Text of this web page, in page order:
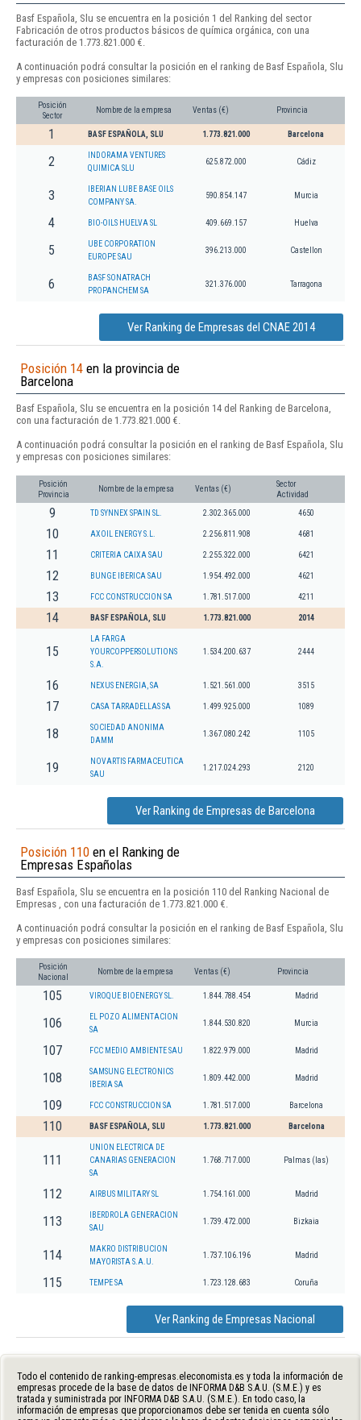
Basf Española, Slu se encuentra en la posición 1 del Ranking del sector
Fabricación de otros productos básicos de química orgánica, con una
facturación de 1.773.821.000 €.
A continuación podrá consultar la posición en el ranking de Basf Española, Slu
y empresas con posiciones similares:
Posición
Sector
Nombre de la empresa Ventas (€) Provincia
1 BASF ESPAÑOLA, SLU 1.773.821.000 Barcelona
2
INDORAMA VENTURES
QUIMICA SLU
625.872.000 Cádiz
3
IBERIAN LUBE BASE OILS
COMPANY SA.
590.854.147 Murcia
4 BIO-OILS HUELVA SL 409.669.157 Huelva
5
UBE CORPORATION
EUROPE SAU
396.213.000 Castellon
6
BASF SONATRACH
PROPANCHEM SA
321.376.000 Tarragona
Ver Ranking de Empresas del CNAE 2014
Posición 14 en la provincia de
Barcelona
Basf Española, Slu se encuentra en la posición 14 del Ranking de Barcelona,
con una facturación de 1.773.821.000 €.
A continuación podrá consultar la posición en el ranking de Basf Española, Slu
y empresas con posiciones similares:
Posición
Provincia
Nombre de la empresa Ventas (€)
Sector
Actividad
9 TD SYNNEX SPAIN SL. 2.302.365.000 4650
10 AXOIL ENERGY S.L. 2.256.811.908 4681
11 CRITERIA CAIXA SAU 2.255.322.000 6421
12 BUNGE IBERICA SAU 1.954.492.000 4621
13 FCC CONSTRUCCION SA 1.781.517.000 4211
14 BASF ESPAÑOLA, SLU 1.773.821.000 2014
15
LA FARGA
YOURCOPPERSOLUTIONS
S.A.
1.534.200.637 2444
16 NEXUS ENERGIA, SA 1.521.561.000 3515
17 CASA TARRADELLAS SA 1.499.925.000 1089
18
SOCIEDAD ANONIMA
DAMM
1.367.080.242 1105
19
NOVARTIS FARMACEUTICA
SAU
1.217.024.293 2120
Ver Ranking de Empresas de Barcelona
Posición 110 en el Ranking de
Empresas Españolas
Basf Española, Slu se encuentra en la posición 110 del Ranking Nacional de
Empresas , con una facturación de 1.773.821.000 €.
A continuación podrá consultar la posición en el ranking de Basf Española, Slu
y empresas con posiciones similares:
Posición
Nacional
Nombre de la empresa Ventas (€) Provincia
105 VIROQUE BIOENERGY SL. 1.844.788.454 Madrid
106
EL POZO ALIMENTACION
SA
1.844.530.820 Murcia
107 FCC MEDIO AMBIENTE SAU 1.822.979.000 Madrid
108
SAMSUNG ELECTRONICS
IBERIA SA
1.809.442.000 Madrid
109 FCC CONSTRUCCION SA 1.781.517.000 Barcelona
110 BASF ESPAÑOLA, SLU 1.773.821.000 Barcelona
111
UNION ELECTRICA DE
CANARIAS GENERACION
SA
1.768.717.000 Palmas (las)
112 AIRBUS MILITARY SL 1.754.161.000 Madrid
113
IBERDROLA GENERACION
SAU
1.739.472.000 Bizkaia
114
MAKRO DISTRIBUCION
MAYORISTA S.A.U.
1.737.106.196 Madrid
115 TEMPE SA 1.723.128.683 Coruña
Ver Ranking de Empresas Nacional
Todo el contenido de ranking-empresas.eleconomista.es y toda la información de
empresas procede de la base de datos de INFORMA D&B S.A.U. (S.M.E.) y es
tratada y suministrada por INFORMA D&B S.A.U. (S.M.E.). En todo caso, la
información de empresas que proporcionamos debe ser tenida en cuenta sólo